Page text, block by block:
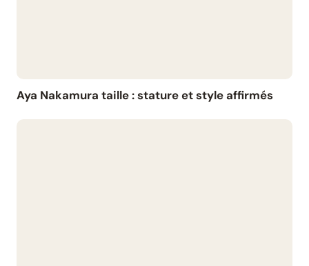
Aya Nakamura taille : stature et style affirmés